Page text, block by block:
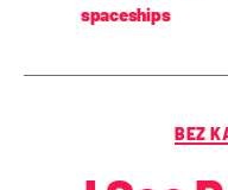
spaceships
BEZ